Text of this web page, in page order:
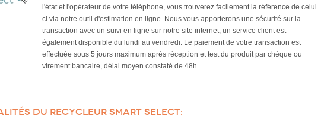
l'état et l'opérateur de votre téléphone, vous trouverez facilement la référence de celui
ci via notre outil d'estimation en ligne. Nous vous apporterons une sécurité sur la
transaction avec un suivi en ligne sur notre site internet, un service client est
également disponible du lundi au vendredi. Le paiement de votre transaction est
effectuée sous 5 jours maximum après réception et test du produit par chèque ou
virement bancaire, délai moyen constaté de 48h.
du recycleur Smart Select: